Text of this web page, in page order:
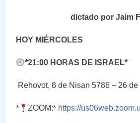
dictado por Jaim
HOY MIÉRCOLES
*21:00 HORAS DE ISRAEL*
Rehovot, 8 de Nisan 5786 – 26
* ZOOM:* https://